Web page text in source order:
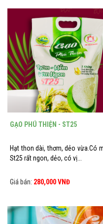
GẠO PHÚ THIỆN - ST25
Hạt thon dài, thơm, dẻo vừa.Có
St25 rất ngon, dẻo, có vị...
Giá bán: 280,000 VNĐ